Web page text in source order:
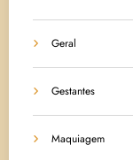
Geral
Gestantes
Maquiagem